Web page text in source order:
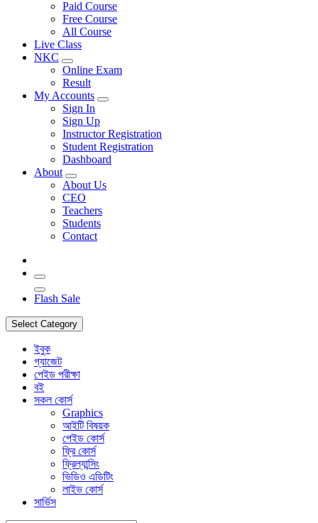
Paid Course
Free Course
All Course
Live Class
NKC
Online Exam
Result
My Accounts
Sign In
Sign Up
Instructor Registration
Student Registration
Dashboard
About
About Us
CEO
Teachers
Students
Contact
Flash Sale
Select Category
ইবুক
গ্যাজেট
পেইড পরীক্ষা
বই
সকল কোর্স
Graphics
আইটি বিষয়ক
পেইড কোর্স
ফ্রি কোর্স
ফ্রিল্যান্সিং
ভিডিও এডিটিং
লাইভ কোর্স
সার্ভিস